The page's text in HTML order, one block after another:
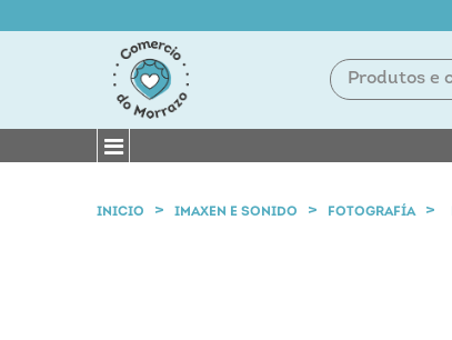
INICIO IMAXEN E SONIDO FOTOGRAFÍA